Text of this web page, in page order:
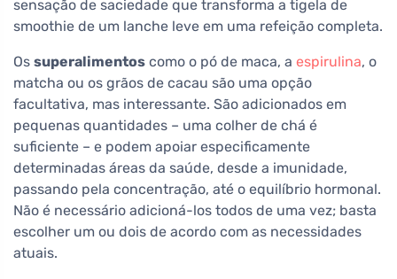
sensação de saciedade que transforma a tigela de
smoothie de um lanche leve em uma refeição completa.
Os superalimentos como o pó de maca, a espirulina, o
matcha ou os grãos de cacau são uma opção
facultativa, mas interessante. São adicionados em
pequenas quantidades – uma colher de chá é
suficiente – e podem apoiar especificamente
determinadas áreas da saúde, desde a imunidade,
passando pela concentração, até o equilíbrio hormonal.
Não é necessário adicioná-los todos de uma vez; basta
escolher um ou dois de acordo com as necessidades
atuais.